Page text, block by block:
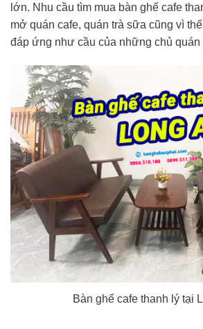
lớn. Nhu cầu tìm mua bàn ghế cafe
mở quán cafe, quán trà sữa cũng vì
đáp ứng như cầu của những chủ
Bàn ghế cafe thanh lý tại